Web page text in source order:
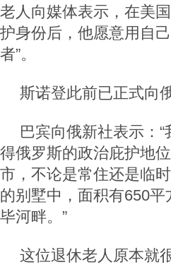
老人向媒体表示，在美
护身份后，他愿意用自
者”。
斯诺登此前已正式向
巴宾向俄新社表示：
得俄罗斯的政治庇护地
市，不论是常住还是临
的别墅中，面积有650
毕河畔。”
这位退休老人原本就